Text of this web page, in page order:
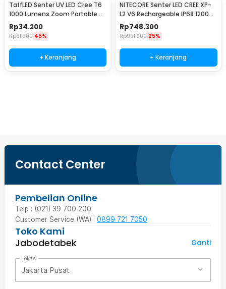
TaffLED Senter UV LED Cree T6
1000 Lumens Zoom Portable
395nm - T118
Rp34.200
Rp61.900 45%
+ Keranjang
NITECORE Senter LED CREE XP-
L2 V6 Rechargeable IP68 1200
Lumens - MH10 V2
Rp748.300
Rp991.900 25%
+ Keranjang
Contact Center
Pembelian Online
Telp : (021) 39 700 200
Customer Service (WA) : 0899 721 7050
Toko Kami
Jabodetabek
Ganti
Lokasi
Jakarta Pusat